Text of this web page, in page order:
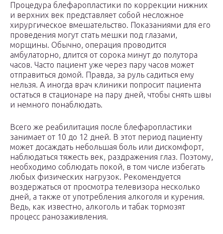
Процедура блефаропластики по коррекции нижних
и верхних век представляет собой несложное
хирургическое вмешательство. Показаниями для его
проведения могут стать мешки под глазами,
морщины. Обычно, операция проводится
амбулаторно, длится от сорока минут до полутора
часов. Часто пациент уже через пару часов может
отправиться домой. Правда, за руль садиться ему
нельзя. А иногда врач клиники попросит пациента
остаться в стационаре на пару дней, чтобы снять швы
и немного понаблюдать.
Всего же реабилитация после блефаропластики
занимает от 10 до 12 дней. В этот период пациенту
может досаждать небольшая боль или дискомфорт,
наблюдаться тяжесть век, раздражения глаз. Поэтому,
необходимо соблюдать покой, в том числе избегать
любых физических нагрузок. Рекомендуется
воздержаться от просмотра телевизора несколько
дней, а также от употребления алкоголя и курения.
Ведь, как известно, алкоголь и табак тормозят
процесс ранозаживления.